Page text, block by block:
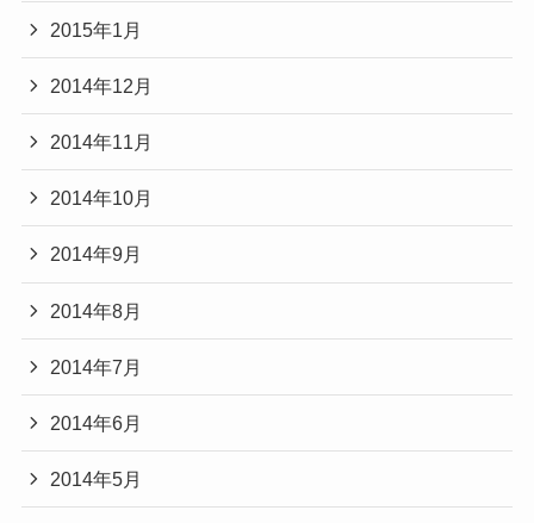
2015年1月
2014年12月
2014年11月
2014年10月
2014年9月
2014年8月
2014年7月
2014年6月
2014年5月